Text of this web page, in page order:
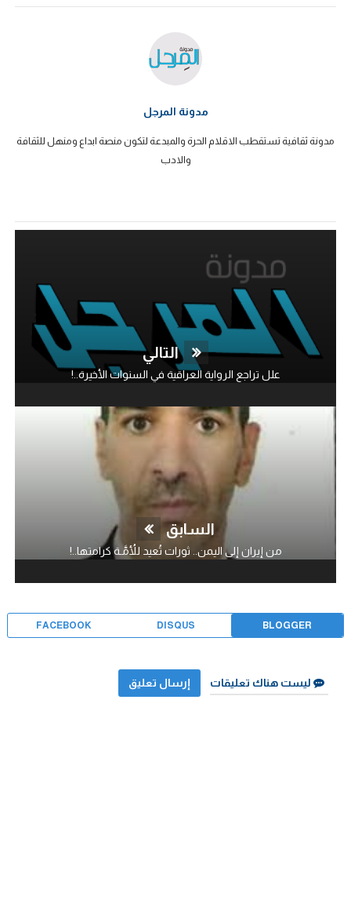
مدونة المرجل
مدونة ثقافية تستقطب الاقلام الحرة والمبدعة لتكون منصة ابداع ومنهل للثقافة
والادب
التالي
علل تراجع الرواية العراقية في السنوات الأخيرة..!
السابق
من إيران إلى اليمن.. ثورات تُعيد للأُمَّـة كرامتها..!
BLOGGER
DISQUS
FACEBOOK
ليست هناك تعليقات إرسال تعليق